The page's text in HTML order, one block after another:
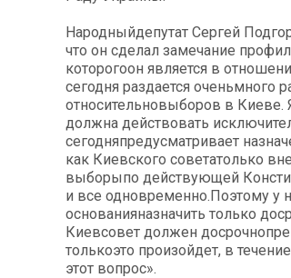
Народныйдепутат Сергей
что он сделал замечание
которогоон является в
сегодня раздается оченьмного
относительновыборов в
должна действовать
сегодняпредусматривает
как Киевского советатолько
выборыпо действующей
и все одновременно.Поэтому у
основанияназначить только
Киевсовет должен
толькоэто произойдет, в
этот вопрос».